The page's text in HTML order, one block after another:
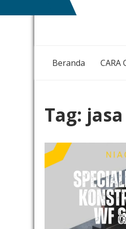
NIAGA
MEMBANGUN
Beranda CARA
Tag: